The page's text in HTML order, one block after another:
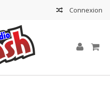
Connexion